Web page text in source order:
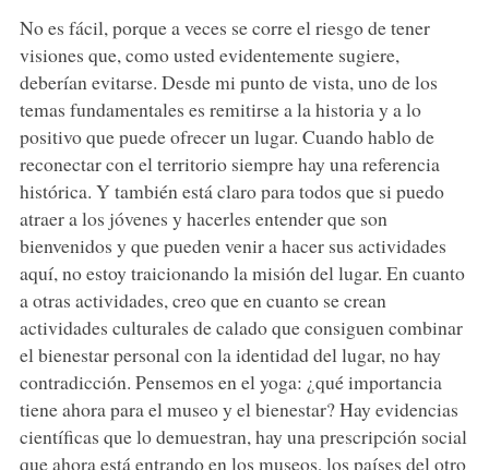
No es fácil, porque a veces se corre el riesgo de tener
visiones que, como usted evidentemente sugiere,
deberían evitarse. Desde mi punto de vista, uno de los
temas fundamentales es remitirse a la historia y a lo
positivo que puede ofrecer un lugar. Cuando hablo de
reconectar con el territorio siempre hay una referencia
histórica. Y también está claro para todos que si puedo
atraer a los jóvenes y hacerles entender que son
bienvenidos y que pueden venir a hacer sus actividades
aquí, no estoy traicionando la misión del lugar. En cuanto
a otras actividades, creo que en cuanto se crean
actividades culturales de calado que consiguen combinar
el bienestar personal con la identidad del lugar, no hay
contradicción. Pensemos en el yoga: ¿qué importancia
tiene ahora para el museo y el bienestar? Hay evidencias
científicas que lo demuestran, hay una prescripción social
que ahora está entrando en los museos, los países del otro